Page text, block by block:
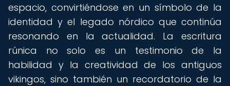
espacio, convirtiéndose en un símbolo de la
identidad y el legado nórdico que continúa
resonando en la actualidad. La escritura
rúnica no solo es un testimonio de la
habilidad y la creatividad de los antiguos
vikingos, sino también un recordatorio de la